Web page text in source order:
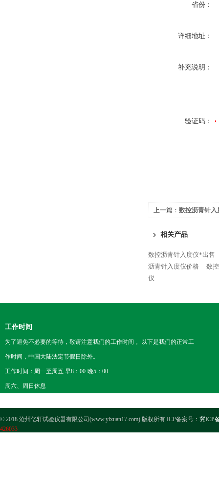
省份：
详细地址：
补充说明：
验证码：
上一篇： 数控沥青针入
相关产品
数控沥青针入度仪*出售
沥青针入度仪价格
数
仪
工作时间
为了避免不必要的等待，敬请注意我们的工作时间 。以下是我们的正常工
作时间，中国大陆法定节假日除外。
工作时间：周一至周五 早8：00-晚5：00
周六、周日休息
© 2018 沧州亿轩试验仪器有限公司(www.yixuan17.com) 版权所有 ICP备案号： 冀ICP
426033